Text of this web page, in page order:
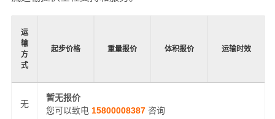
运
输
方
式
起步价格 重量报价 体积报价 运输时效
无
暂无报价
您可以致电 15800008387 咨询